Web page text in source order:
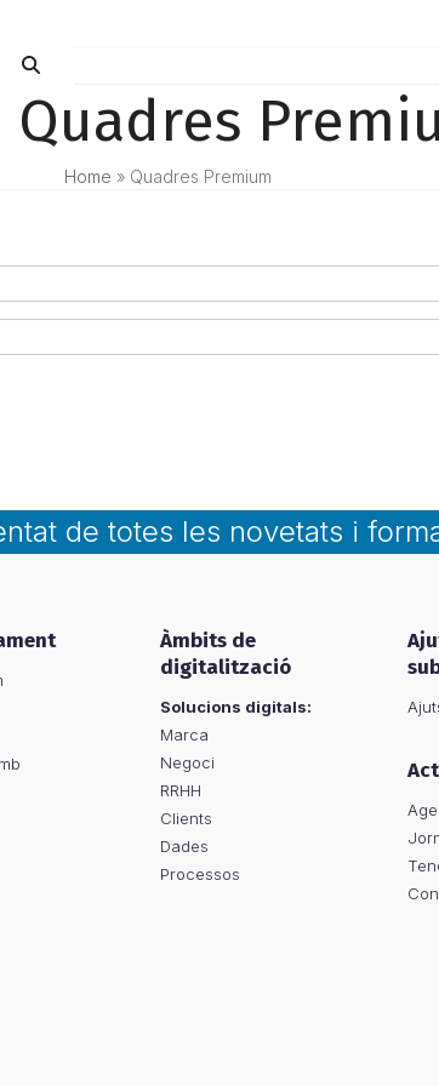
Quadres
Home » Quadres Premium
de totes les novetats i
Àmbits de
digitalització
Solucions digitals:
Marca
Negoci
RRHH
Clients
Dades
Processos